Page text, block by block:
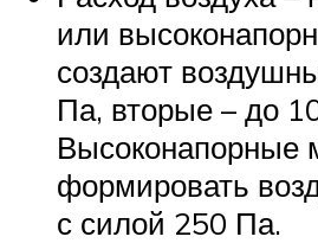
или
создают
Па, вторые – до
Высоконапорные
формировать
с силой 250 Па.